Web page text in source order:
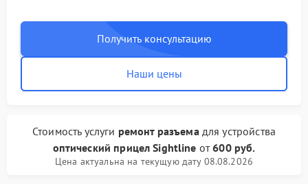
Получить консультацию
Наши цены
Стоимость услуги ремонт разъемадля устройства
оптический прицел Sightline от600 руб.
Цена актуальна на текущую дату 08.08.2026